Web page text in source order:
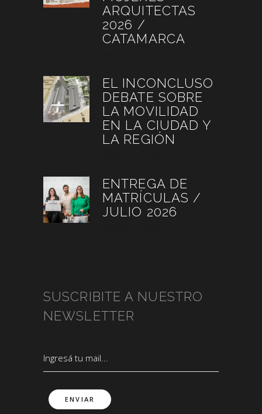
ARQUITECTAS
2026 /
CATAMARCA
EL INCONCLUSO
DEBATE SOBRE
LA MOVILIDAD
EN LA CIUDAD Y
LA REGIÓN
ENTREGA DE
MATRÍCULAS /
JULIO 2026
SUSCRIBITE A NUESTRO
NEWSLETTER